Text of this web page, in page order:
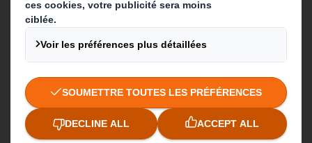
Que faisons-nous ?
Solutions d'emballage
Produits de papier
Services de recyclage